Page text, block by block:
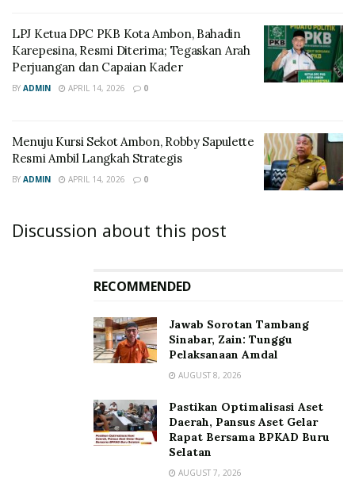
LPJ Ketua DPC PKB Kota Ambon, Bahadin
Karepesina, Resmi Diterima; Tegaskan Arah
Perjuangan dan Capaian Kader
BY ADMIN APRIL 14, 2026 0
Menuju Kursi Sekot Ambon, Robby Sapulette
Resmi Ambil Langkah Strategis
BY ADMIN APRIL 14, 2026 0
Discussion about this post
RECOMMENDED
Jawab Sorotan Tambang
Sinabar, Zain: Tunggu
Pelaksanaan Amdal
AUGUST 8, 2026
Pastikan Optimalisasi Aset
Daerah, Pansus Aset Gelar
Rapat Bersama BPKAD Buru
Selatan
AUGUST 7, 2026